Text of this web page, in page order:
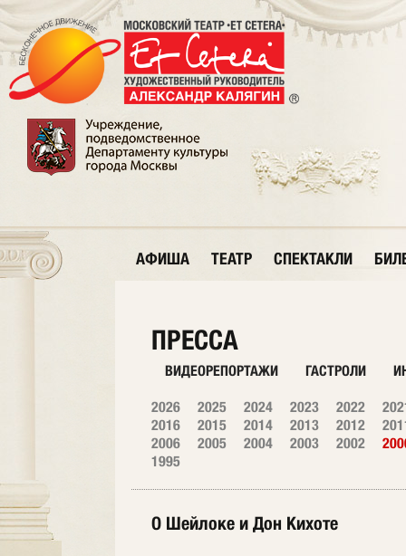
АФИША ТЕАТР СПЕКТАКЛИ
ПРЕССА
ВИДЕОРЕПОРТАЖИ ГАСТРОЛИ
2026 2025 2024 2023 2022
2016
2015 2014 2013 2012
2006
2005 2004 2003 2002
1995
О Шейлоке и Дон Кихоте